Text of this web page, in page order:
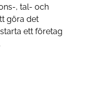
, tal- och
göra det
ett företag